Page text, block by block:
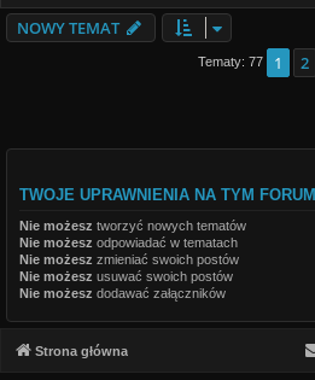
NOWY TEMAT
Tematy: 77 1 2
TWOJE UPRAWNIENIA NA TYM FORUM
Nie możesz tworzyć nowych tematów
Nie możesz odpowiadać w tematach
Nie możesz zmieniać swoich postów
Nie możesz usuwać swoich postów
Nie możesz dodawać załączników
Strona główna